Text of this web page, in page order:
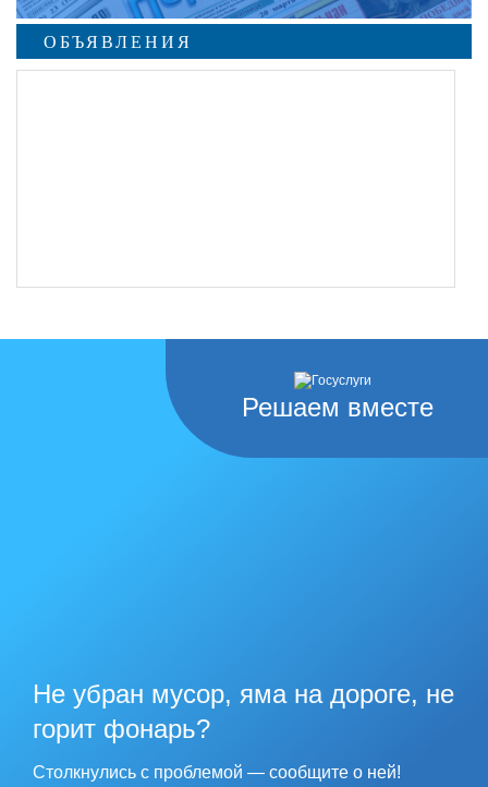
ОБЪЯВЛЕНИЯ
Решаем вместе
Не убран мусор, яма на дороге, не
горит фонарь?
Столкнулись с проблемой — сообщите о ней!